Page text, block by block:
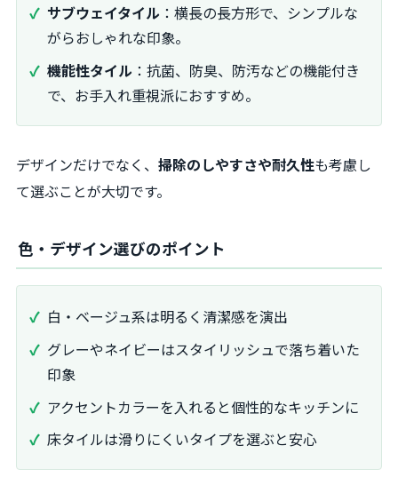
サブウェイタイル ：横長の長方形で、シンプルな
がらおしゃれな印象。
機能性タイル ：抗菌、防臭、防汚などの機能付き
で、お手入れ重視派におすすめ。
デザインだけでなく、 掃除のしやすさや耐久性も考慮し
て選ぶことが大切です。
色・デザイン選びのポイント
白・ベージュ系は明るく清潔感を演出
グレーやネイビーはスタイリッシュで落ち着いた
印象
アクセントカラーを入れると個性的なキッチンに
床タイルは滑りにくいタイプを選ぶと安心